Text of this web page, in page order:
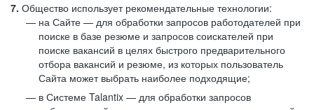
7. Общество использует рекомендательные технологии:
на Сайте — для обработки запросов работодателей при
поиске в базе резюме и запросов соискателей при
поиске вакансий в целях быстрого предварительного
отбора вакансий и резюме, из которых пользователь
Сайта может выбрать наиболее подходящие;
в Системе Talantix — для обработки запросов